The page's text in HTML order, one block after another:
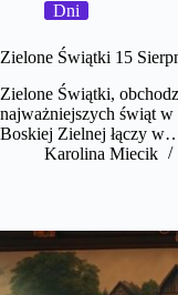
Dni
Zielone Świątki 15
Zielone Świątki,
najważniejszych świąt
Boskiej Zielnej łączy
Karolina Miecik